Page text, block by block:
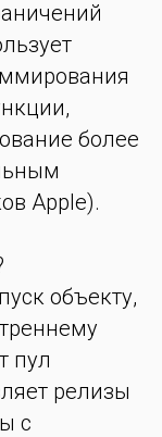
более
Apple).
объекту,
пул
релизы
с